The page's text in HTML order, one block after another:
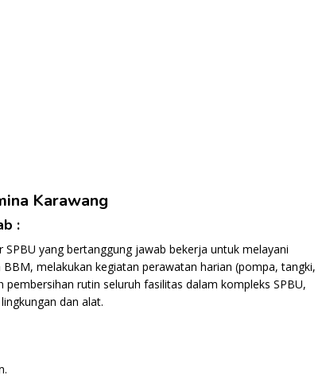
Karawang
:
yang bertanggung jawab bekerja untuk melayani
melakukan kegiatan perawatan harian (pompa, tangki,
pembersihan rutin seluruh fasilitas dalam kompleks SPBU,
dan alat.